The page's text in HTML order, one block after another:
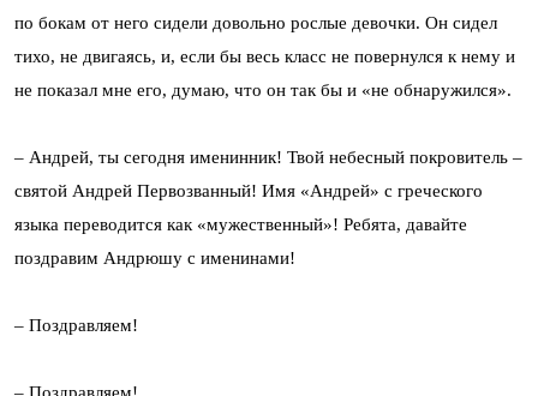
по бокам от него сидели довольно рослые девочки. Он сидел
тихо, не двигаясь, и, если бы весь класс не повернулся к нему и
не показал мне его, думаю, что он так бы и «не обнаружился».
– Андрей, ты сегодня именинник! Твой небесный покровитель –
святой Андрей Первозванный! Имя «Андрей» с греческого
языка переводится как «мужественный»! Ребята, давайте
поздравим Андрюшу с именинами!
– Поздравляем!